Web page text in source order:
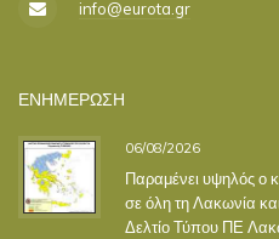
info@eurota.gr
ΕΝΗΜΕΡΩΣΗ
06/08/2026
Παραμένει υψηλός ο
σε όλη τη Λακωνία
Δελτίο Τύπου ΠΕ